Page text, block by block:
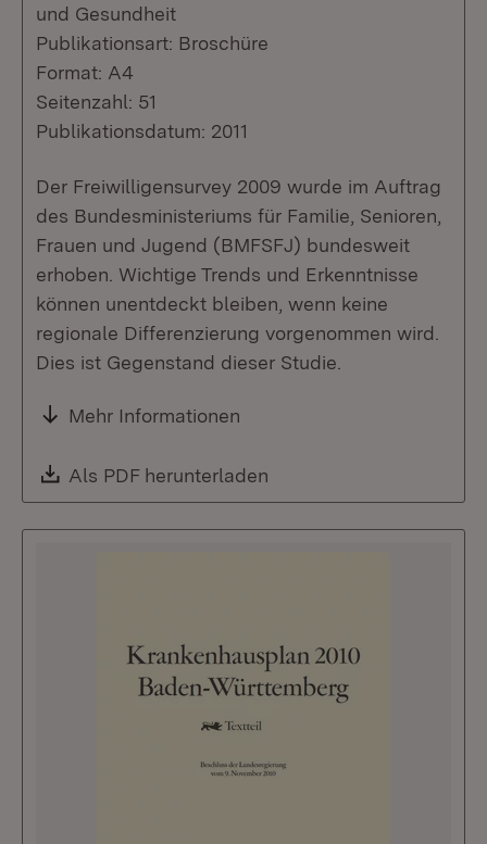
und Gesundheit
Publikationsart: Broschüre
Format: A4
Seitenzahl: 51
Publikationsdatum: 2011
Der Freiwilligensurvey 2009 wurde im Auftrag
des Bundesministeriums für Familie, Senioren,
Frauen und Jugend (BMFSFJ) bundesweit
erhoben. Wichtige Trends und Erkenntnisse
können unentdeckt bleiben, wenn keine
regionale Differenzierung vorgenommen wird.
Dies ist Gegenstand dieser Studie.
Mehr Informationen
Download:
Als PDF herunterladen